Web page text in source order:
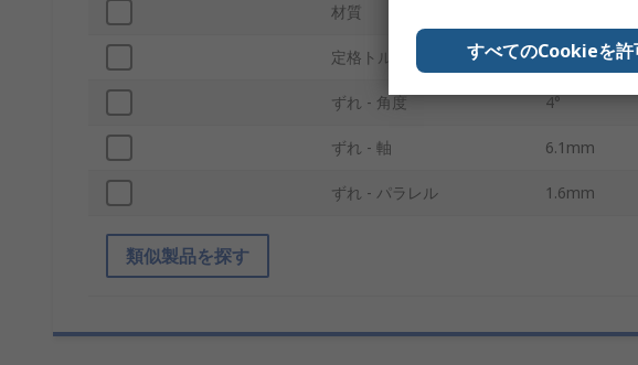
材質
定格トルク 250Nm
ずれ - 角度 4°
ずれ - 軸 6.1mm
ずれ - パラレル 1.6mm
類似製品を探す
すべてのCookieを許